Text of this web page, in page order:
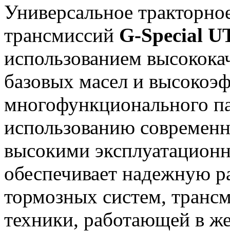
Универсальное
трансмиссий G-Special
использованием
базовых масел и
многофункционального
использованию
высокими
обеспечивает надежную
тормозных систем,
техники, работающей в